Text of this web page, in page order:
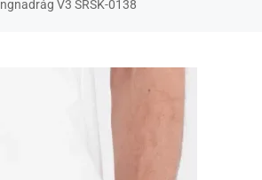
V3 SRSK-0138